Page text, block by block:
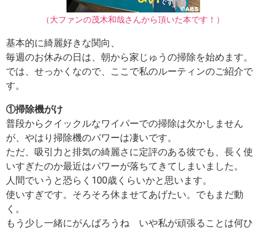
（大ファンの茂木和哉さんから頂いた本です！）
基本的に綺麗好きな関向、
毎週のお休みの日は、朝から家じゅうの掃除を始めます。
では、せっかくなので、ここで私のルーティンのご紹介で
す。
①掃除機がけ
普段からクイックルなワイパーでの掃除は欠かしません
が、やはり掃除機のパワーは凄いです。
ただ、吸引力と排気の綺麗さに定評のある彼でも、長く使
いすぎたのか最近はパワーが落ちてきてしまいました。
人間でいうと恐らく100歳くらいかと思います。
使いすぎです。そろそろ休ませてあげたい。でもまだ動
く。
もう少し一緒にがんばろうね いや私が頑張ることは何ひ